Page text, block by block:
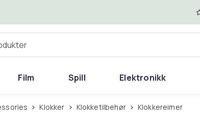
Film Spill Elektronikk
Klokker Klokketilbehør Klokkereimer